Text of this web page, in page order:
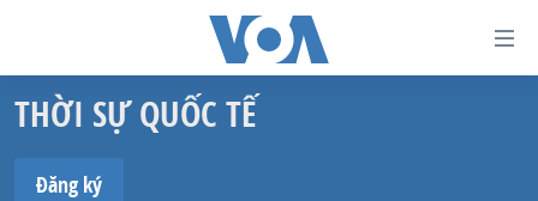
dẫn
truy
cập
TRANG CHỦ
VIỆT NAM
THỜI SỰ QUỐC TẾ
Đăng ký